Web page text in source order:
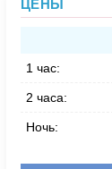
ЦЕНЫ
1 час:
2 часа:
Ночь: